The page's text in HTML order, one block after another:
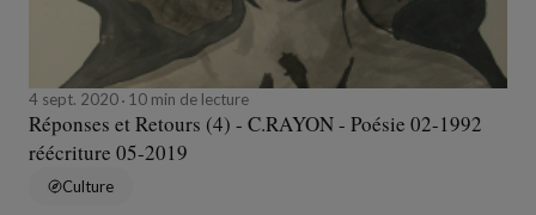
4 sept. 2020 10 min de lecture
Réponses et Retours (4) - C.RAYON - Poésie 02-1992
réécriture 05-2019
Culture